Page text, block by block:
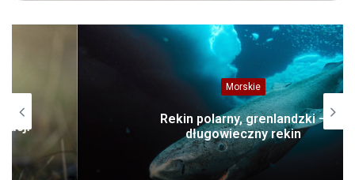
Rekin polarny, grenlandzki –
długowieczny rekin